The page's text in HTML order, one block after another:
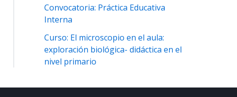
Convocatoria: Práctica Educativa
Interna
Curso: El microscopio en el aula:
exploración biológica- didáctica en el
nivel primario